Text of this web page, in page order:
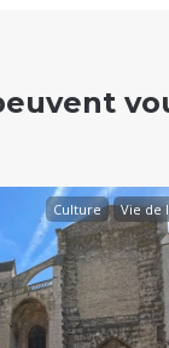
Culture Vie de